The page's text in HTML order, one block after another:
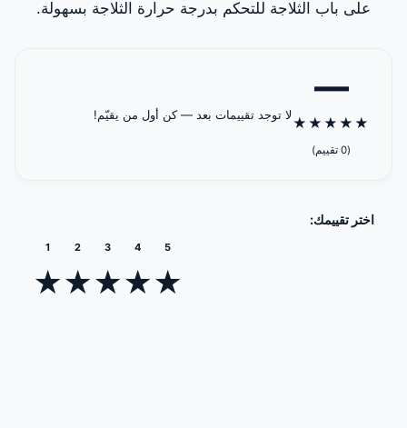
على باب الثلاجة للتحكم بدرجة حرارة الثلاجة بسهولة.
—
★
★
★
★
★
(0 تقييم)
لا توجد تقييمات بعد — كن أول من يقيّم!
اختر تقييمك:
1
★
2
★
3
★
4
★
5
★